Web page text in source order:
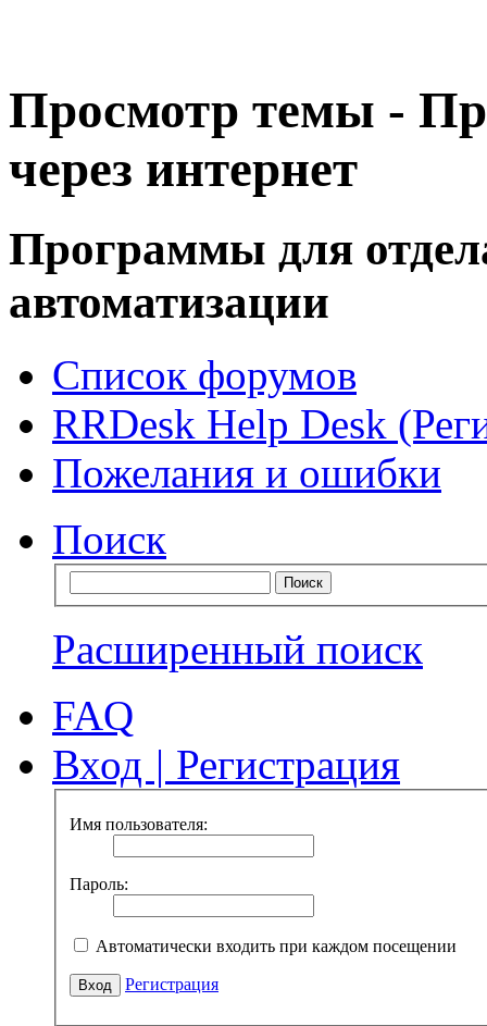
Просмотр темы -
через интернет
Программы для
автоматизации
Список форумов
RRDesk Help Desk
Пожелания и ошибки
Поиск
Расширенный поиск
FAQ
Вход | Регистрация
Имя пользователя:
Пароль:
Автоматически входить при каждом посещении
Регистрация